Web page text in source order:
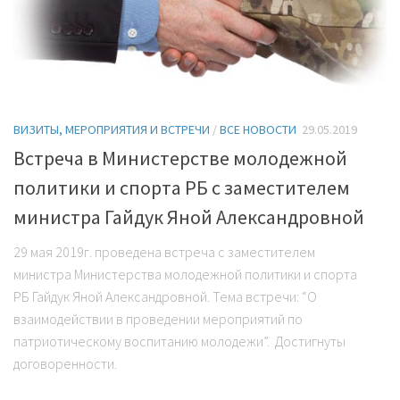
ВИЗИТЫ, МЕРОПРИЯТИЯ И ВСТРЕЧИ /ВСЕ НОВОСТИ 29.05.2019
Встреча в Министерстве молодежной
политики и спорта РБ с заместителем
министра Гайдук Яной Александровной
29 мая 2019г. проведена встреча с заместителем
министра Министерства молодежной политики и спорта
РБ Гайдук Яной Александровной. Тема встречи: “О
взаимодействии в проведении мероприятий по
патриотическому воспитанию молодежи”. Достигнуты
договоренности.